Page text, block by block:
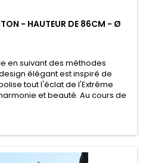
- HAUTEUR DE 86CM - Ø
en suivant des méthodes
élégant est inspiré de
tout l'éclat de l'Extrême
et beauté. Au cours de
mondaine de diverses...